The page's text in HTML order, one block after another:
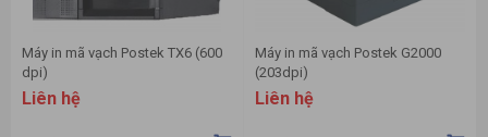
Máy in mã vạch Postek TX6 (600
dpi)
Liên hệ
Máy in mã vạch Postek G2000
(203dpi)
Liên hệ